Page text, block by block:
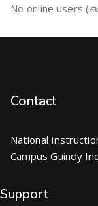
Skip ഓണ്‍ലയിന്‍
No online users
Contact
National
Campus Guindy
Support